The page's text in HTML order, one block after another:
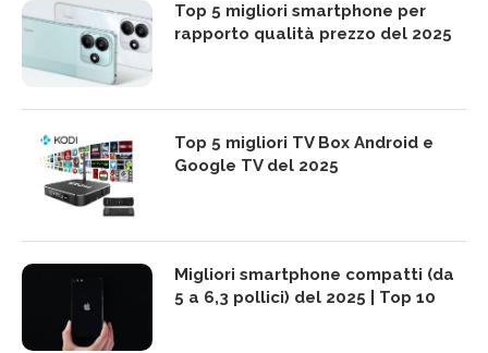
Top 5 migliori smartphone per
rapporto qualità prezzo del 2025
Top 5 migliori TV Box Android e
Google TV del 2025
Migliori smartphone compatti (da
5 a 6,3 pollici) del 2025 | Top 10